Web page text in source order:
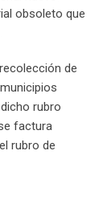
obsoleto que
de
rubro
factura
rubro de